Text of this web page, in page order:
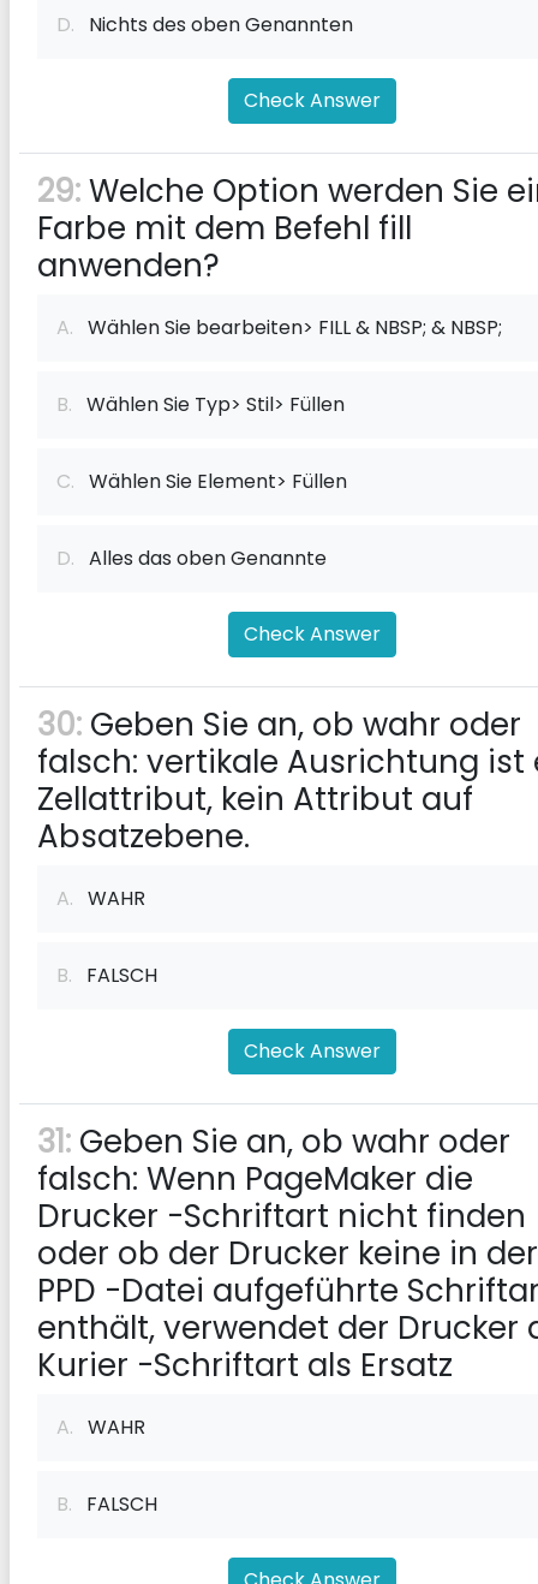
D. Nichts des oben Genannten
Check Answer
29:Welche Option werden Sie
Farbe mit dem Befehl fill
anwenden?
A. Wählen Sie bearbeiten> FILL & NBSP; & NBSP;
B. Wählen Sie Typ> Stil> Füllen
C. Wählen Sie Element> Füllen
D. Alles das oben Genannte
Check Answer
30: Geben Sie an, ob wahr oder
falsch: vertikale Ausrichtung ist
Zellattribut, kein Attribut auf
Absatzebene.
A. WAHR
B. FALSCH
Check Answer
31: Geben Sie an, ob wahr oder
falsch: Wenn PageMaker die
Drucker -Schriftart nicht finden
oder ob der Drucker keine in der
PPD -Datei aufgeführte
enthält, verwendet der Drucker
Kurier -Schriftart als Ersatz
A. WAHR
B. FALSCH